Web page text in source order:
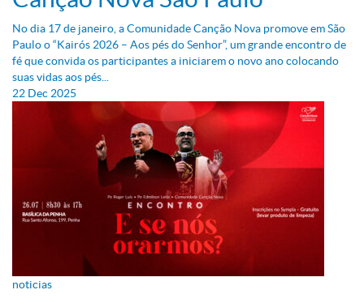
No dia 17 de janeiro, a Comunidade Canção Nova promove em São
Paulo o “Kairós 2026 – Aos pés do Senhor”, um grande encontro de
fé que convida os participantes a iniciarem o novo ano colocando
suas vidas aos pés...
22 Dec 2025
noticias